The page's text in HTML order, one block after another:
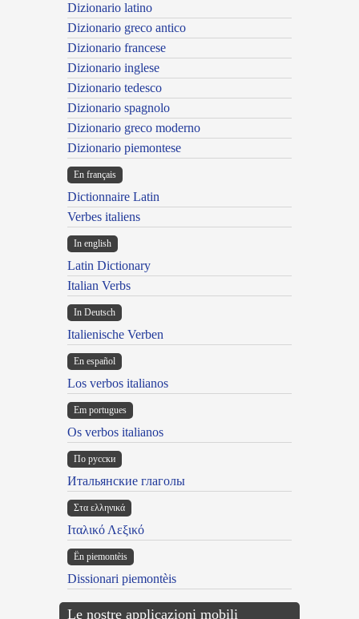
Dizionario latino
Dizionario greco antico
Dizionario francese
Dizionario inglese
Dizionario tedesco
Dizionario spagnolo
Dizionario greco moderno
Dizionario piemontese
En français
Dictionnaire Latin
Verbes italiens
In english
Latin Dictionary
Italian Verbs
In Deutsch
Italienische Verben
En español
Los verbos italianos
Em portugues
Os verbos italianos
По русски
Итальянские глаголы
Στα ελληνικά
Ιταλικό Λεξικό
Ën piemontèis
Dissionari piemontèis
Le nostre applicazioni mobili